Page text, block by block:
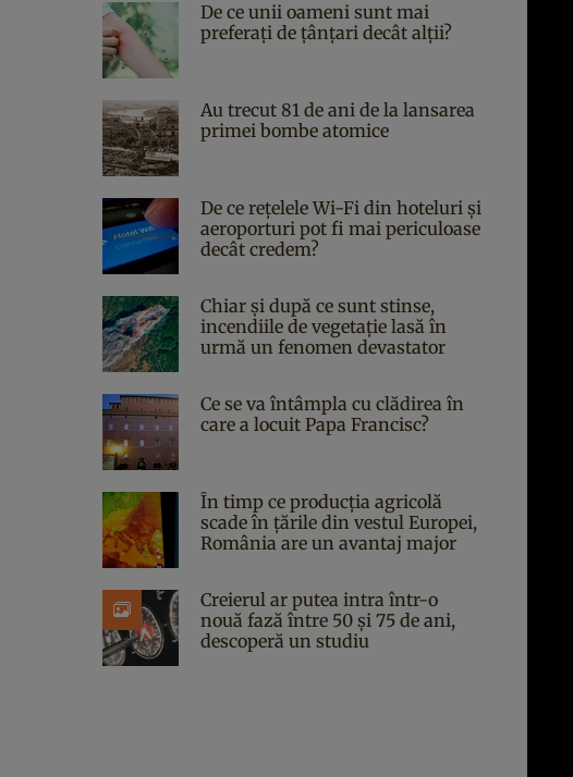
De ce unii oameni sunt mai
preferați de țânțari decât alții?
Au trecut 81 de ani de la lansarea
primei bombe atomice
De ce rețelele Wi-Fi din hoteluri și
aeroporturi pot fi mai periculoase
decât credem?
Chiar și după ce sunt stinse,
incendiile de vegetație lasă în
urmă un fenomen devastator
Ce se va întâmpla cu clădirea în
care a locuit Papa Francisc?
În timp ce producția agricolă
scade în țările din vestul Europei,
România are un avantaj major
Creierul ar putea intra într-o
nouă fază între 50 și 75 de ani,
descoperă un studiu